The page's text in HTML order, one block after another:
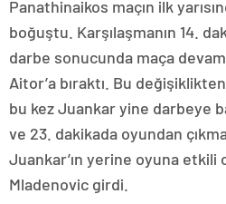
Panathinaikos maçın ilk
boğuştu. Karşılaşmanın 14.
darbe sonucunda maça
Aitor’a bıraktı. Bu
bu kez Juankar yine darbeye
ve 23. dakikada oyundan
Juankar’ın yerine oyuna etkili
Mladenovic girdi.